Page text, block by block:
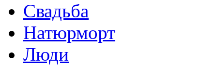
Свадьба
Натюрморт
Люди